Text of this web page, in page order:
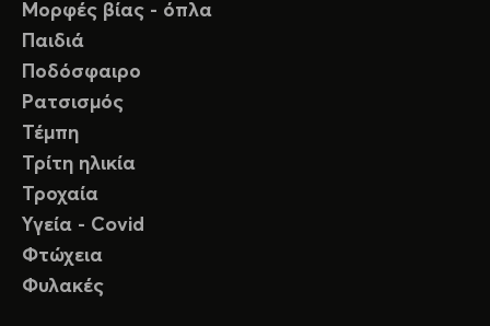
Μορφές βίας - όπλα
Παιδιά
Ποδόσφαιρο
Ρατσισμός
Τέμπη
Τρίτη ηλικία
Τροχαία
Υγεία - Covid
Φτώχεια
Φυλακές